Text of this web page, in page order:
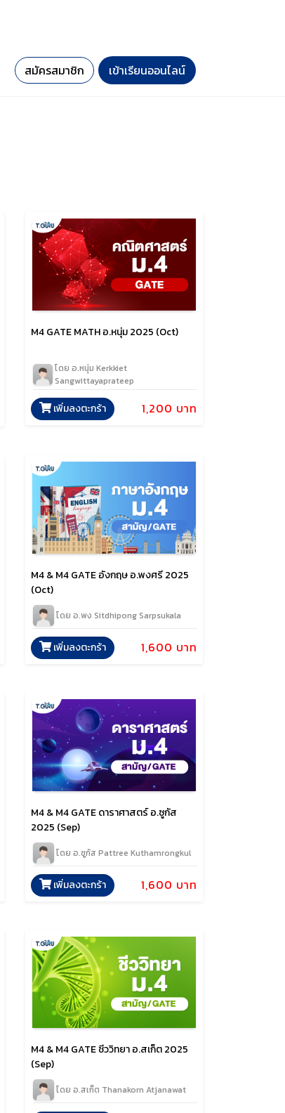
สมัครสมาชิก เข้าเรียนออนไลน์
M4 GATE MATH อ.หนุ่ม 2025 (Oct)
โดย อ.หนุ่ม Kerkkiet
Sangwittayaprateep
1,200 บาท
เพิ่มลงตะกร้า
M4 & M4 GATE อังกฤษ อ.พงศรี 2025
(Oct)
โดย อ.พง Sitdhipong Sarpsukala
1,600 บาท
เพิ่มลงตะกร้า
M4 & M4 GATE ดาราศาสตร์ อ.ซูกัส
2025 (Sep)
โดย อ.ซูกัส Pattree Kuthamrongkul
1,600 บาท
เพิ่มลงตะกร้า
M4 & M4 GATE ชีววิทยา อ.สเก็ต 2025
(Sep)
โดย อ.สเก็ต Thanakorn Atjanawat